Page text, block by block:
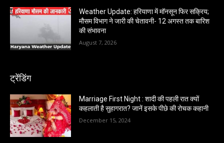
Weather Update: हरियाणा में मॉनसून फिर सक्रिय;
मौसम विभाग ने जारी की चेतावनी- 12 अगस्त तक बारिश
की संभावना
August 7, 2026
ट्रेंडिंग
Marriage First Night : शादी की पहली रात क्यों
कहलाती है सुहागरात? जानें इसके पीछे की रोचक कहानी
December 15, 2024